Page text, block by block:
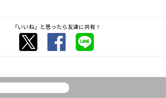
「いいね」と思ったら友達に共有！